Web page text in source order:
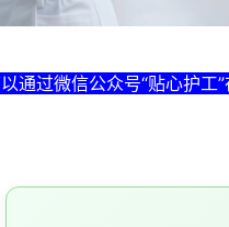
通过微信公众号“贴心护工”